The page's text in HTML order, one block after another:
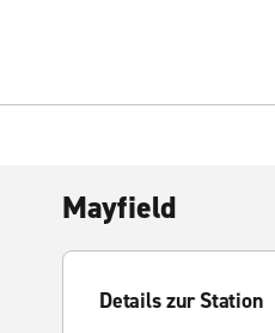
Mayfield
Details zur Station